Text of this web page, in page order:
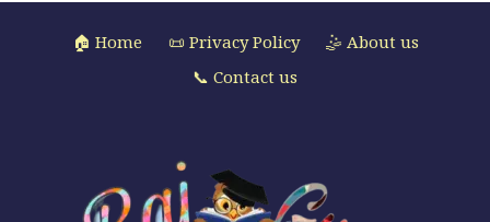
🏠 Home 📜 Privacy Policy
🤹 About us
📞 Contact us